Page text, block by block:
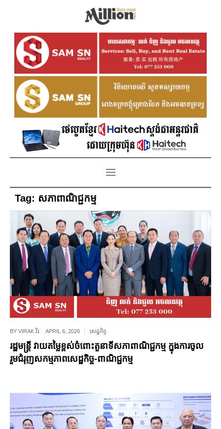
Tag: សភាពាណិជ្ជកម្ម
BY VIRAK វីរៈ APRIL 6, 2026 សេដ្ឋកិច្ច
រដ្ឋមន្រ្តី វាយតម្លៃខ្ពស់ចំពោះតួនាទីសភាពាណិជ្ជកម្ម ក្នុងការចូល
រួមជំរុញសកម្មភាពសេដ្ឋកិច្ច-ពាណិជ្ជកម្ម